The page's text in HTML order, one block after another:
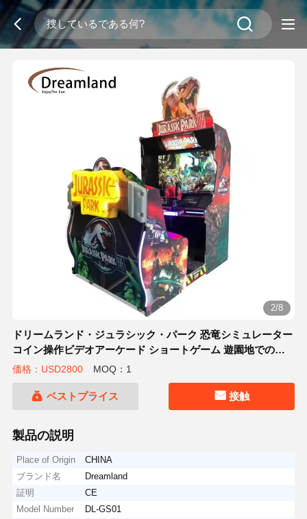
2/8
ドリームランド・ジュラシック・パーク 恐竜シミュレーター
コイン操作ビデオアーケード ショートゲーム 遊園地での挑
戦的なショートのためにシームレスな英語言語統合を提供
価格：USD2800 MOQ：1
ベストプライス 接触
製品の説明
Place of Origin
CHINA
ブランド名
Dreamland
証明
CE
Model Number
DL-GS01